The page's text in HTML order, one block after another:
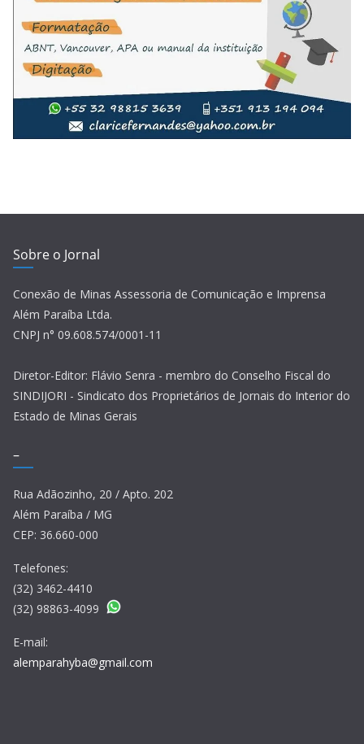
Sobre o Jornal
Conexão de Minas Assessoria de Comunicação e Imprensa
Além Paraíba Ltda.
CNPJ n° 09.608.574/0001-11
Diretor-Editor: Flávio Senra - membro do Conselho Fiscal do
SINDIJORI - Sindicato dos Proprietários de Jornais do Interior do
Estado de Minas Gerais
–
Rua Adãozinho, 20 / Apto. 202
Além Paraíba / MG
CEP: 36.660-000
Telefones:
(32) 3462-4410
(32) 98863-4099
E-mail:
alemparahyba@gmail.com